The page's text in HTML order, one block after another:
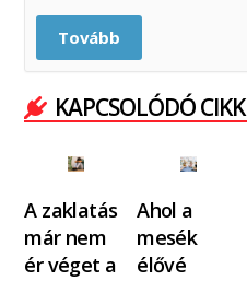
Tovább
KAPCSOLÓDÓ
A zaklatás
már nem
ér véget a
Ahol a
mesék
élővé